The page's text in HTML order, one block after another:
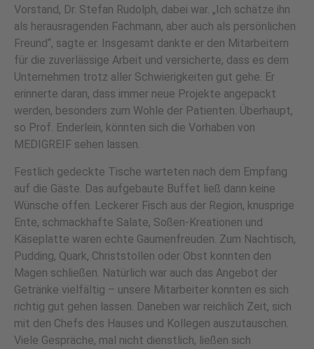
Vorstand, Dr. Stefan Rudolph, dabei war. „Ich schätze ihn
als herausragenden Fachmann, aber auch als persönlichen
Freund“, sagte er. Insgesamt dankte er den Mitarbeitern
für die zuverlässige Arbeit und versicherte, dass es dem
Unternehmen trotz aller Schwierigkeiten gut gehe. Er
erinnerte daran, dass immer neue Projekte angepackt
werden, besonders zum Wohle der Patienten. Überhaupt,
so Prof. Enderlein, könnten sich die Vorhaben von
MEDIGREIF sehen lassen.
Festlich gedeckte Tische warteten nach dem Empfang
auf die Gäste. Das aufgebaute Buffet ließ dann keine
Wünsche offen. Leckerer Fisch aus der Region, knusprige
Ente, schmackhafte Salate, Soßen-Kreationen und
Käseplatte waren echte Gaumenfreuden. Zum Nachtisch,
Pudding, Quark, Christstollen oder Obst konnten den
Magen schließen. Natürlich war auch das Angebot der
Getränke vielfältig – unsere Mitarbeiter konnten es sich
richtig gut gehen lassen. Daneben war reichlich Zeit, sich
mit den Chefs des Hauses und Kollegen auszutauschen.
Viele Gespräche, mal nicht dienstlich, ließen sich